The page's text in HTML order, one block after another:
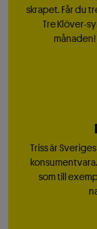
skrapet. Får du
Tre Klöver-
månaden!
Triss är
som till